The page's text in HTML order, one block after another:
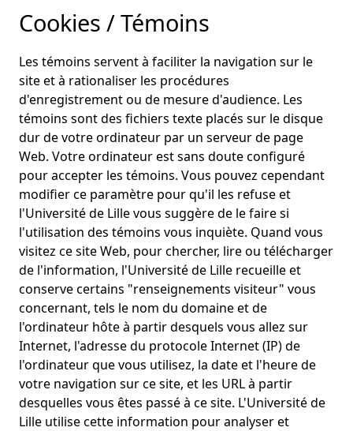
Cookies / Témoins
Les témoins servent à faciliter la navigation sur le
site et à rationaliser les procédures
d'enregistrement ou de mesure d'audience. Les
témoins sont des fichiers texte placés sur le disque
dur de votre ordinateur par un serveur de page
Web. Votre ordinateur est sans doute configuré
pour accepter les témoins. Vous pouvez cependant
modifier ce paramètre pour qu'il les refuse et
l'Université de Lille vous suggère de le faire si
l'utilisation des témoins vous inquiète. Quand vous
visitez ce site Web, pour chercher, lire ou télécharger
de l'information, l'Université de Lille recueille et
conserve certains "renseignements visiteur" vous
concernant, tels le nom du domaine et de
l'ordinateur hôte à partir desquels vous allez sur
Internet, l'adresse du protocole Internet (IP) de
l'ordinateur que vous utilisez, la date et l'heure de
votre navigation sur ce site, et les URL à partir
desquelles vous êtes passé à ce site. L'Université de
Lille utilise cette information pour analyser et